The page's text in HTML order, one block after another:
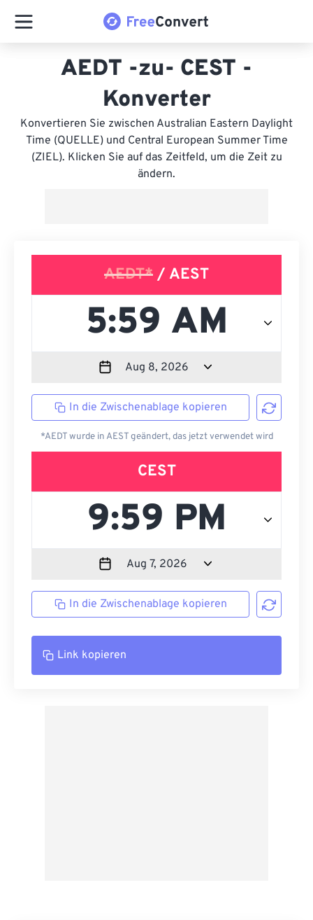
AEDT -zu- CEST -
Konverter
Konvertieren Sie zwischen Australian Eastern Daylight
Time (QUELLE) und Central European Summer Time
(ZIEL). Klicken Sie auf das Zeitfeld, um die Zeit zu
ändern.
AEDT* / AEST
In die Zwischenablage kopieren
*AEDT wurde in AEST geändert, das jetzt verwendet wird
CEST
In die Zwischenablage kopieren
Link kopieren